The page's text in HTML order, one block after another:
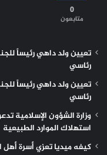
0
متابعون
تعيين ولد داهي رئيساً
رئاسي
تعيين ولد داهي رئيساً
رئاسي
وزارة الشؤون الإسلامية
استهلاك الموارد الطبيعية
كيفه ميديا تعزي أسرة أهل